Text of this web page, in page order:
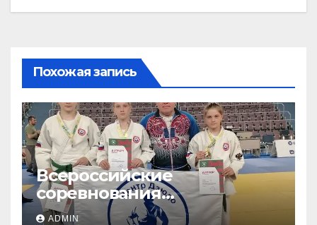
Похожая запись
Всероссийские
соревнования
«ЛОКОДЗЮДО»!
ADMIN